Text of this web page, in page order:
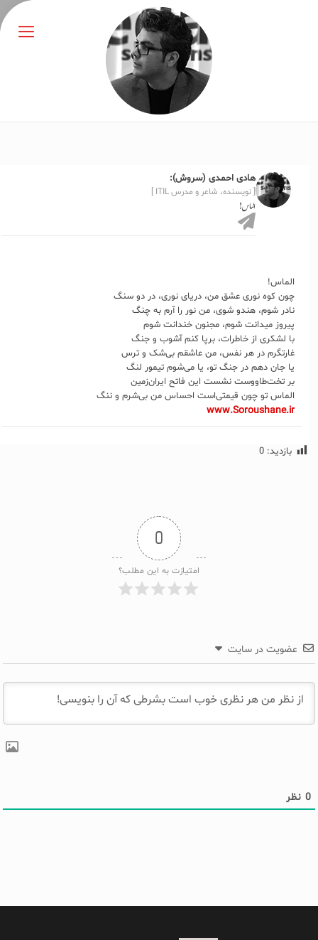
هادی احمدی (سروش):
[ نویسنده، شاعر و مدرس ITIL ]
الماس!
الماس!
چون کوه نوری عشق من، دریای نوری، در دو سنگ
نادر شوم، هندو شوی، من نور را آرم به چنگ
پیروز میدانت شوم، مجنون خندانت شوم
با لشکری از خاطرات، برپا کنم آشوب و جنگ
غارتگرم در هر نفس، من عاشقم بی‌شک و ترس
یا جان دهم در جنگ تو، یا می‌شوم تیمور لنگ
بر تخت‌طاووست نشست این فاتح ایران‌زمین
الماس تو چون قیمتی‌است احساس من بی‌شرم و ننگ
www.Soroushane.ir
بازدید: 0
0
امتیازت به این مطلب؟
عضویت در سایت
0 نظر